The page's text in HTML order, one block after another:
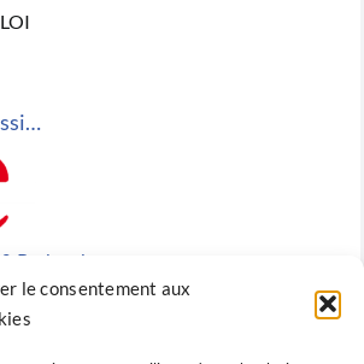
le consentement aux
Recherche
publique, la Fondation Cœur &